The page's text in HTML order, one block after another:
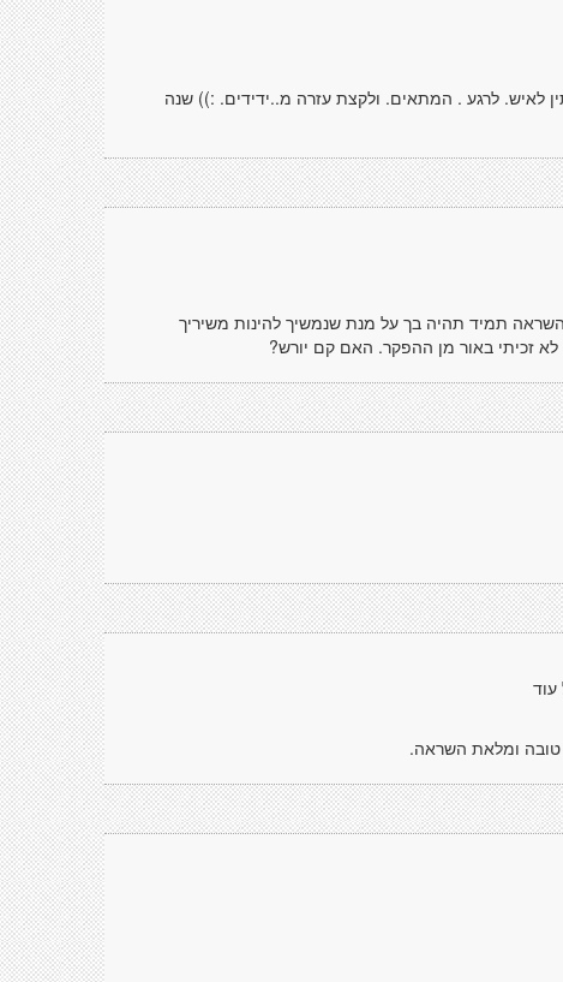
לאיש. לרגע . המתאים. ולקצת עזרה מ..ידידים. :)) שנה
תמיד תהיה בך על מנת שנמשיך להינות משיריך
זכיתי באור מן ההפקר. האם קם יורש?
טובה ומלאת השראה.